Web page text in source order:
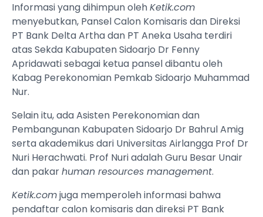
Informasi yang dihimpun olehKetik.com
menyebutkan, Pansel Calon Komisaris dan Direksi
PT Bank Delta Artha dan PT Aneka Usaha terdiri
atas Sekda Kabupaten Sidoarjo Dr Fenny
Apridawati sebagai ketua pansel dibantu oleh
Kabag Perekonomian Pemkab Sidoarjo Muhammad
Nur.
Selain itu, ada Asisten Perekonomian dan
Pembangunan Kabupaten Sidoarjo Dr Bahrul Amig
serta akademikus dari Universitas Airlangga Prof Dr
Nuri Herachwati. Prof Nuri adalah Guru Besar Unair
dan pakarhuman resources management.
Ketik.comjuga memperoleh informasi bahwa
pendaftar calon komisaris dan direksi PT Bank